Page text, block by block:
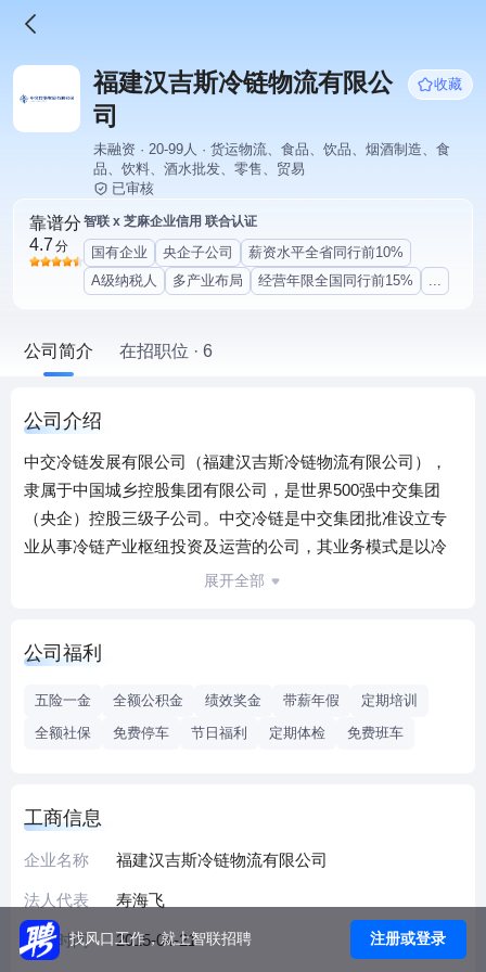
福建汉吉斯冷链物流有限公
司
收藏
未融资 · 20-99人 · 货运物流、食品、饮品、烟酒制造、食
品、饮料、酒水批发、零售、贸易
已审核
靠谱分
4.7 分
智联 x 芝麻企业信用 联合认证
国有企业 央企子公司
薪资水平全省同行前10%
A级纳税人
多产业布局 经营年限全国同行前15% ...
公司简介 在招职位 · 6
公司介绍
中交冷链发展有限公司（福建汉吉斯冷链物流有限公司），
隶属于中国城乡控股集团有限公司，是世界500强中交集团
（央企）控股三级子公司。中交冷链是中交集团批准设立专
业从事冷链产业枢纽投资及运营的公司，其业务模式是以冷
链枢纽端为主，布局境内外冷链产业枢纽基础设施；以资源
境电商项目投资主体，项目位于福州市马尾区亭江镇的福州
体，分别为两座7层冷库、两栋6层加工车间，一栋21层研
展开全部
公司福利
五险一金 全额公积金 绩效奖金 带薪年假
定期培训
全额社保
免费停车 节日福利 定期体检 免费班车
工商信息
企业名称 福建汉吉斯冷链物流有限公司
法人代表 寿海飞
成立时间 2015-04-21
找风口工作，就上智联招聘 注册或登录